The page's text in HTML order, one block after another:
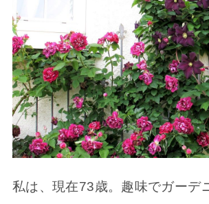
私は、現在73歳。趣味でガーデ